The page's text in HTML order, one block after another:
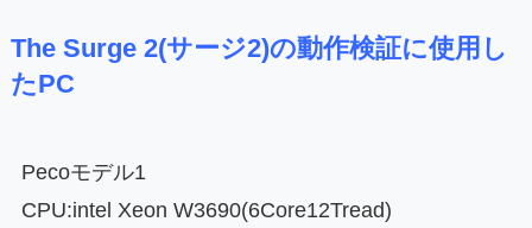
The Surge 2(サージ2)の動作検証に使用し
たPC
Pecoモデル1
CPU:intel Xeon W3690(6Core12Tread)